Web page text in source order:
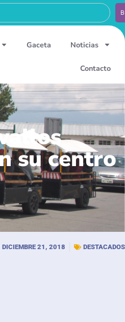
Gaceta Noticias
Contacto
su centro
DICIEMBRE 21, 2018 DESTACADOS